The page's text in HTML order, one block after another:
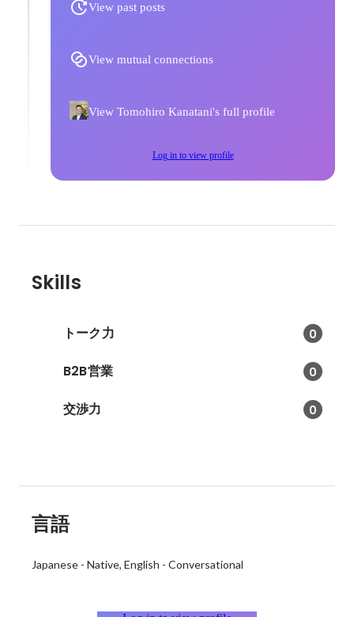
View past posts
View mutual connections
View Tomohiro Kanatani's full profile
Log in to view profile
Skills
トーク力 0
B2B営業 0
交渉力 0
言語
Japanese - Native English - Conversational